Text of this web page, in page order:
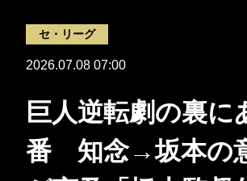
セ・リーグ
2026.07.08 07:00
巨人逆転劇の裏に
番 知念→坂本の